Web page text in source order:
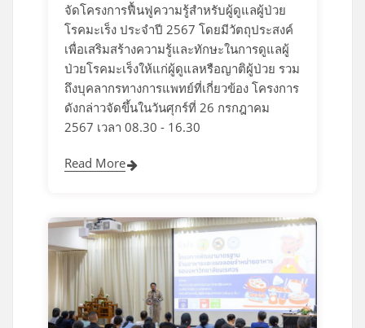
จัดโครงการฟื้นฟูความรู้สำหรับผู้ดูแลผู้ป่วย
โรคมะเร็ง ประจำปี 2567 โดยมีวัตถุประสงค์
เพื่อเสริมสร้างความรู้และทักษะในการดูแลผู้
ป่วยโรคมะเร็งให้แก่ผู้ดูแลหรือญาติผู้ป่วย รวม
ถึงบุคลากรทางการแพทย์ที่เกี่ยวข้อง โครงการ
ดังกล่าวจัดขึ้นในวันศุกร์ที่ 26 กรกฎาคม
2567 เวลา 08.30 - 16.30
Read More